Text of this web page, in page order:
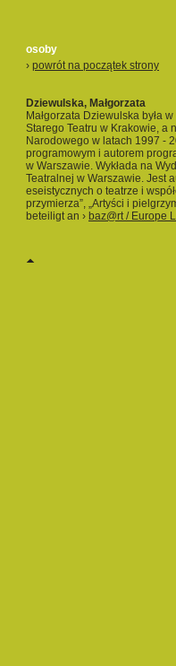
osoby
› powrót na początek strony
Dziewulska, Małgorzata
Małgorzata Dziewulska była
Starego Teatru w Krakowie, a
Narodowego w latach 1997 -
programowym i autorem
w Warszawie. Wykłada na
Teatralnej w Warszawie. Jest
eseistycznych o teatrze i
przymierza”, „Artyści i
beteiligt an › baz@rt / Europe